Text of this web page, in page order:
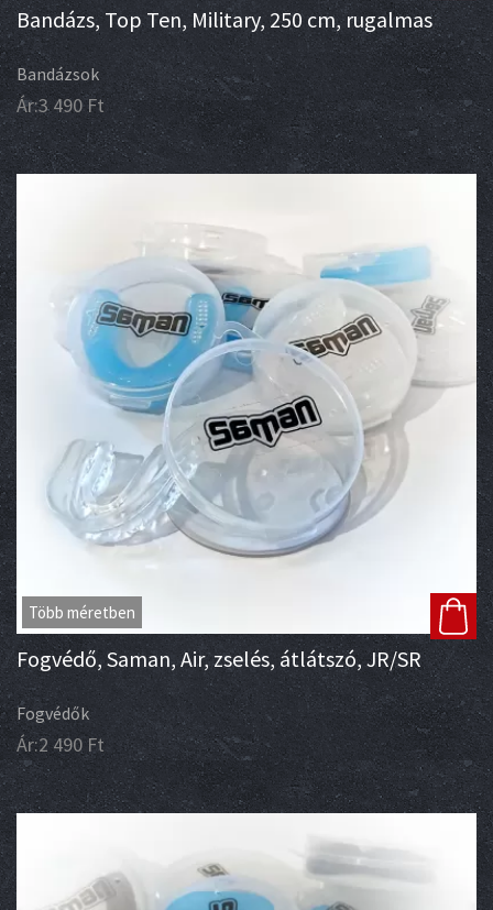
Bandázs, Top Ten, Military, 250 cm, rugalmas
Bandázsok
Ár:3 490Ft
Több méretben
Fogvédő, Saman, Air, zselés, átlátszó, JR/SR
Fogvédők
Ár:2 490 Ft